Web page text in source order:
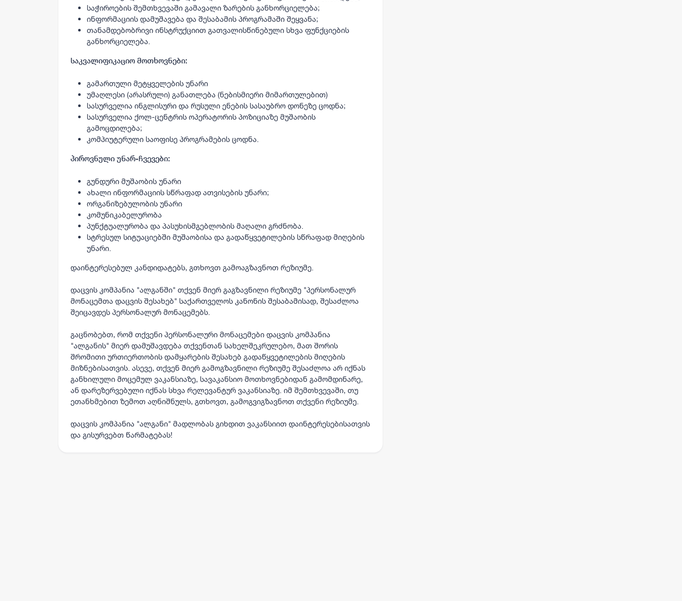
საჭიროების შემთხვევაში გამავალი ზარების განხორციელება;
ინფორმაციის დამუშავება და შესაბამის პროგრამაში შეყვანა;
თანამდებობრივი ინსტრუქციით გათვალისწინებული სხვა ფუნქციების
განხორციელება.
საკვალიფიკაციო მოთხოვნები:
გამართული მეტყველების უნარი
უმაღლესი (არასრული) განათლება (ნებისმიერი მიმართულებით)
სასურველია ინგლისური და რუსული ენების სასაუბრო დონეზე ცოდნა;
სასურველია ქოლ-ცენტრის ოპერატორის პოზიციაზე მუშაობის
გამოცდილება;
კომპიუტერული საოფისე პროგრამების ცოდნა.
პიროვნული უნარ-ჩვევები:
გუნდური მუშაობის უნარი
ახალი ინფორმაციის სწრაფად ათვისების უნარი;
ორგანიზებულობის უნარი
კომუნიკაბელურობა
პუნქტუალურობა და პასუხისმგებლობის მაღალი გრძნობა.
სტრესულ სიტუაციებში მუშაობისა და გადაწყვეტილების სწრაფად მიღების
უნარი.
დაინტერესებულ კანდიდატებს, გთხოვთ გამოაგზავნოთ რეზიუმე.
დაცვის კომპანია "ალგანში" თქვენ მიერ გაგზავნილი რეზიუმე "პერსონალურ
მონაცემთა დაცვის შესახებ" საქართველოს კანონის შესაბამისად, შესაძლოა
შეიცავდეს პერსონალურ მონაცემებს.
გაცნობებთ, რომ თქვენი პერსონალური მონაცემები დაცვის კომპანია
"ალგანის" მიერ დამუშავდება თქვენთან სახელშეკრულებო, მათ შორის
შრომითი ურთიერთობის დამყარების შესახებ გადაწყვეტილების მიღების
მიზნებისათვის. ასევე, თქვენ მიერ გამოგზავნილი რეზიუმე შესაძლოა არ იქნას
განხილული მოცემულ ვაკანსიაზე, სავაკანსიო მოთხოვნებიდან გამომდინარე,
ან დარეზერვებული იქნას სხვა რელევანტურ ვაკანსიაზე. იმ შემთხვევაში, თუ
ეთანხმებით ზემოთ აღნიშნულს, გთხოვთ, გამოგვიგზავნოთ თქვენი რეზიუმე.
დაცვის კომპანია "ალგანი" მადლობას გიხდით ვაკანსიით დაინტერესებისათვის
და გისურვებთ წარმატებას!